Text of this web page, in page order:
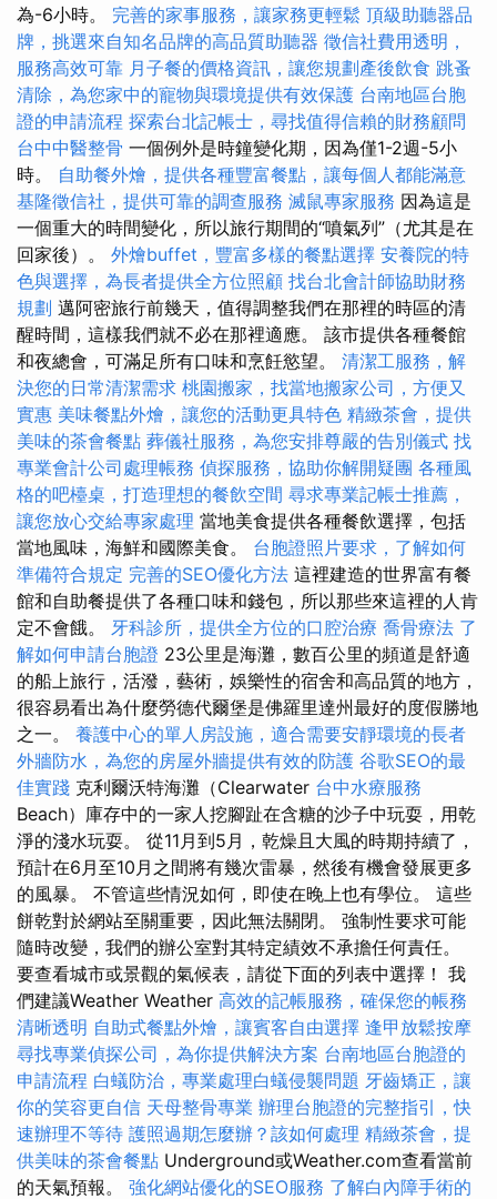
為-6小時。 完善的家事服務，讓家務更輕鬆 頂級助聽器品
牌，挑選來自知名品牌的高品質助聽器 徵信社費用透明，
服務高效可靠 月子餐的價格資訊，讓您規劃產後飲食 跳蚤
清除，為您家中的寵物與環境提供有效保護 台南地區台胞
證的申請流程 探索台北記帳士，尋找值得信賴的財務顧問
台中中醫整骨 一個例外是時鐘變化期，因為僅1-2週-5小
時。 自助餐外燴，提供各種豐富餐點，讓每個人都能滿意
基隆徵信社，提供可靠的調查服務 滅鼠專家服務 因為這是
一個重大的時間變化，所以旅行期間的“噴氣列”（尤其是在
回家後）。 外燴buffet，豐富多樣的餐點選擇 安養院的特
色與選擇，為長者提供全方位照顧 找台北會計師協助財務
規劃 邁阿密旅行前幾天，值得調整我們在那裡的時區的清
醒時間，這樣我們就不必在那裡適應。 該市提供各種餐館
和夜總會，可滿足所有口味和烹飪慾望。 清潔工服務，解
決您的日常清潔需求 桃園搬家，找當地搬家公司，方便又
實惠 美味餐點外燴，讓您的活動更具特色 精緻茶會，提供
美味的茶會餐點 葬儀社服務，為您安排尊嚴的告別儀式 找
專業會計公司處理帳務 偵探服務，協助你解開疑團 各種風
格的吧檯桌，打造理想的餐飲空間 尋求專業記帳士推薦，
讓您放心交給專家處理 當地美食提供各種餐飲選擇，包括
當地風味，海鮮和國際美食。 台胞證照片要求，了解如何
準備符合規定 完善的SEO優化方法 這裡建造的世界富有餐
館和自助餐提供了各種口味和錢包，所以那些來這裡的人肯
定不會餓。 牙科診所，提供全方位的口腔治療 喬骨療法 了
解如何申請台胞證 23公里是海灘，數百公里的頻道是舒適
的船上旅行，活潑，藝術，娛樂性的宿舍和高品質的地方，
很容易看出為什麼勞德代爾堡是佛羅里達州最好的度假勝地
之一。 養護中心的單人房設施，適合需要安靜環境的長者
外牆防水，為您的房屋外牆提供有效的防護 谷歌SEO的最
佳實踐 克利爾沃特海灘（Clearwater 台中水療服務
Beach）庫存中的一家人挖腳趾在含糖的沙子中玩耍，用乾
淨的淺水玩耍。 從11月到5月，乾燥且大風的時期持續了，
預計在6月至10月之間將有幾次雷暴，然後有機會發展更多
的風暴。 不管這些情況如何，即使在晚上也有學位。 這些
餅乾對於網站至關重要，因此無法關閉。 強制性要求可能
隨時改變，我們的辦公室對其特定績效不承擔任何責任。
要查看城市或景觀的氣候表，請從下面的列表中選擇！ 我
們建議Weather Weather 高效的記帳服務，確保您的帳務
清晰透明 自助式餐點外燴，讓賓客自由選擇 逢甲放鬆按摩
尋找專業偵探公司，為你提供解決方案 台南地區台胞證的
申請流程 白蟻防治，專業處理白蟻侵襲問題 牙齒矯正，讓
你的笑容更自信 天母整骨專業 辦理台胞證的完整指引，快
速辦理不等待 護照過期怎麼辦？該如何處理 精緻茶會，提
供美味的茶會餐點 Underground或Weather.com查看當前
的天氣預報。 強化網站優化的SEO服務 了解白內障手術的